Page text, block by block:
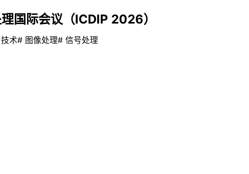
国际会议（ICDIP 2026）
术# 图像处理# 信号处理